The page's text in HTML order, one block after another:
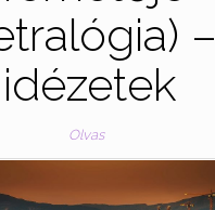
–
idézetek
Olvas